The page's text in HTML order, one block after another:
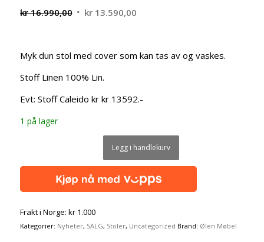
kr16.990,00 Opprinnelig
kr 16.990,00.
kr13.590,00Nåværende
kr 13.590,00.
Myk dun stol med cover som kan tas av og vaskes.
Stoff Linen 100% Lin.
Evt: Stoff Caleido kr kr 13592.-
1 på lager
Legg i handlekurv
Frakt i Norge: kr 1.000
Kategorier: Nyheter, SALG, Stoler, Uncategorized Brand: Ølen Møbel